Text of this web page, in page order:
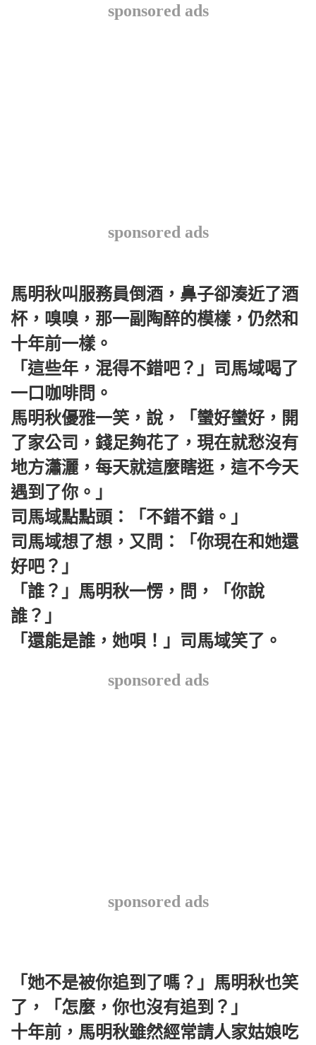
sponsored ads
sponsored ads
馬明秋叫服務員倒酒，鼻子卻湊近了酒
杯，嗅嗅，那一副陶醉的模樣，仍然和
十年前一樣。
「這些年，混得不錯吧？」司馬域喝了
一口咖啡問。
馬明秋優雅一笑，說，「蠻好蠻好，開
了家公司，錢足夠花了，現在就愁沒有
地方瀟灑，每天就這麼瞎逛，這不今天
遇到了你。」
司馬域點點頭：「不錯不錯。」
司馬域想了想，又問：「你現在和她還
好吧？」
「誰？」馬明秋一愣，問，「你說
誰？」
「還能是誰，她唄！」司馬域笑了。
sponsored ads
sponsored ads
「她不是被你追到了嗎？」馬明秋也笑
了，「怎麼，你也沒有追到？」
十年前，馬明秋雖然經常請人家姑娘吃